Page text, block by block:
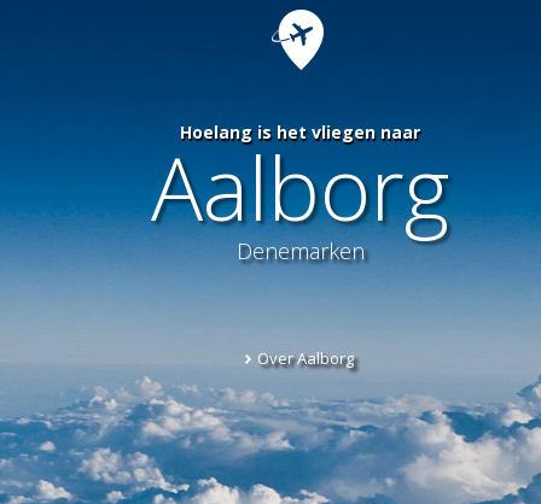
Hoelang is het vliegen naar
Aalborg
Denemarken
Over Aalborg